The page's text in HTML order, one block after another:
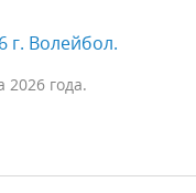
г. Волейбол.
года.